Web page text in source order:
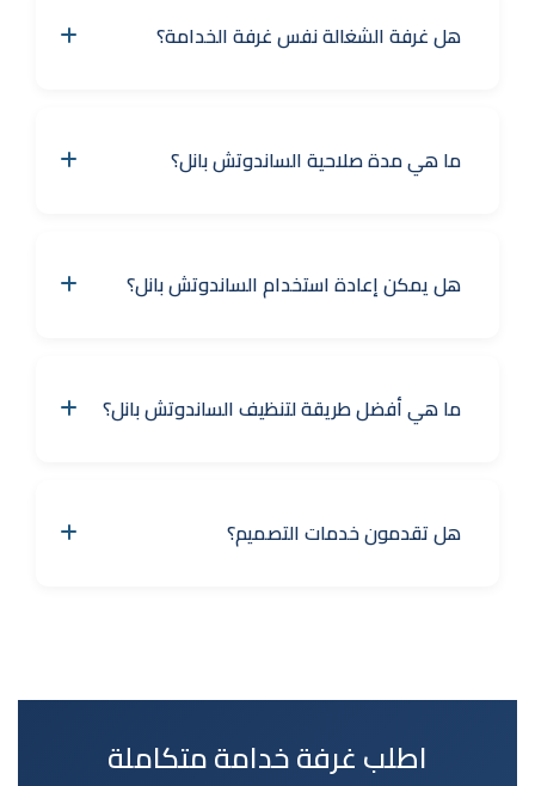
هل غرفة الشغالة نفس غرفة الخدامة؟
ما هي مدة صلاحية الساندوتش بانل؟
هل يمكن إعادة استخدام الساندوتش بانل؟
ما هي أفضل طريقة لتنظيف الساندوتش بانل؟
هل تقدمون خدمات التصميم؟
اطلب غرفة خدامة متكاملة